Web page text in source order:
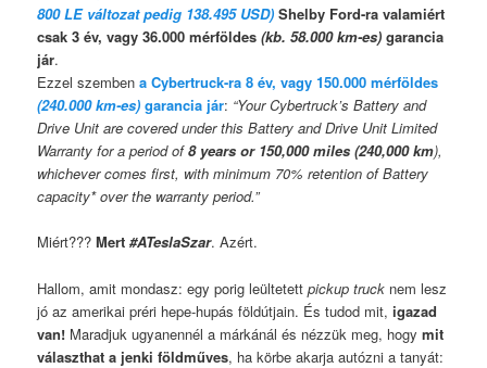
800 LE változat pedig 138.495 USD) Shelby Ford-ra valamiért
csak 3 év, vagy 36.000 mérföldes(kb. 58.000 km-es) garancia
jár.
Ezzel szembena Cybertruck-ra 8 év, vagy 150.000 mérföldes
(240.000 km-es) garancia jár: “Your Cybertruck’s Battery and
Drive Unit are covered under this Battery and Drive Unit Limited
Warranty for a period of8 years or 150,000 miles (240,000 km),
whichever comes first, with minimum 70% retention of Battery
capacity* over the warranty period.”
Miért???Mert#ATeslaSzar. Azért.
Hallom, amit mondasz: egy porig leültetettpickup truck nem lesz
jó az amerikai préri hepe-hupás földútjain. És tudod mit,igazad
van! Maradjuk ugyanennél a márkánál és nézzük meg, hogymit
választhat a jenki földműves, ha körbe akarja autózni a tanyát: